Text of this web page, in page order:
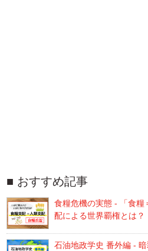
おすすめ記事
食糧危機の実態 - 「食糧
配による世界覇権とは？
石油地政学史 番外編 -